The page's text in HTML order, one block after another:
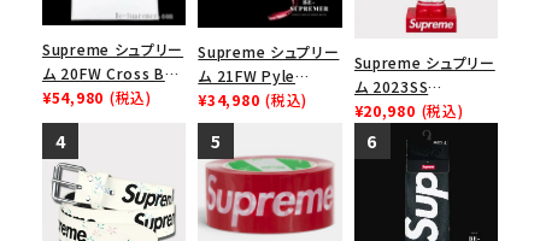
Supreme シュプリー
ム 20FW Cross Box
Logo Tee クロスボ
ックスロゴＴシャツ ホ
ワイト
¥54,980 (税込)
Supreme シュプリー
ム 21FW Pyle
Waterproof
Megaphone パイル
ウォータープルーフメ
ガフォン レッド
¥34,980 (税込)
Supreme シュプリー
ム 2023SS
Bobblehead ボブル
ヘッド レッド
¥20,980 (税込)